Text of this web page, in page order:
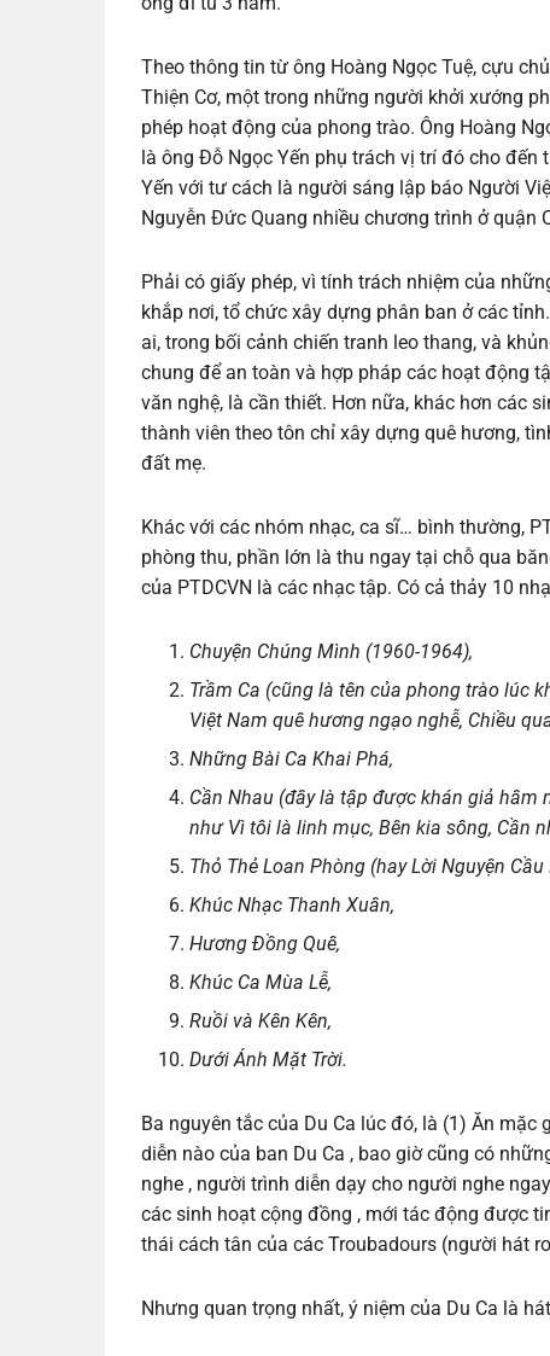
Theo thông tin từ ông Hoàng Ngọc Tuệ, cựu
Thiện Cơ, một trong những người khởi xướng
phép hoạt động của phong trào. Ông Hoàng
là ông Đỗ Ngọc Yến phụ trách vị trí đó cho
Yến với tư cách là người sáng lập báo Người
Nguyễn Đức Quang nhiều chương trình ở quận
Phải có giấy phép, vì tính trách nhiệm của
khắp nơi, tổ chức xây dựng phân ban ở các
ai, trong bối cảnh chiến tranh leo thang, và
chung để an toàn và hợp pháp các hoạt động
văn nghệ, là cần thiết. Hơn nữa, khác hơn các
thành viên theo tôn chỉ xây dựng quê hương,
đất mẹ.
Khác với các nhóm nhạc, ca sĩ… bình thường,
phòng thu, phần lớn là thu ngay tại chỗ qua
của PTDCVN là các nhạc tập. Có cả thảy 10
Chuyện Chúng Mình (1960-1964),
Trầm Ca (cũng là tên của phong trào lúc
Việt Nam quê hương ngạo nghễ, Chiều
Những Bài Ca Khai Phá,
Cần Nhau (đây là tập được khán giả
như Vì tôi là linh mục, Bên kia sông, Cần
Thỏ Thẻ Loan Phòng (hay Lời Nguyện Cầu
Khúc Nhạc Thanh Xuân,
Hương Đồng Quê,
Khúc Ca Mùa Lễ,
Ruồi và Kên Kên,
Dưới Ánh Mặt Trời.
Ba nguyên tắc của Du Ca lúc đó, là (1) Ăn
diễn nào của ban Du Ca , bao giờ cũng có
nghe , người trình diễn dạy cho người nghe
các sinh hoạt cộng đồng , mới tác động được
thái cách tân của các Troubadours (người hát
Nhưng quan trọng nhất, ý niệm của Du Ca là